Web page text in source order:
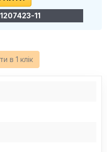
1207423-11
в 1 клік